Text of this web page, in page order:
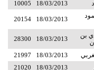
18/03/2013
10005
18/03/2013
20154
بن
18/03/2013
28300
18/03/2013
21997
18/03/2013
21020